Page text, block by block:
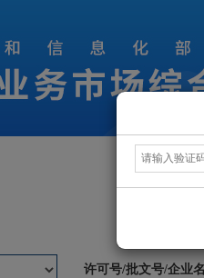
许可号/批文号/企业